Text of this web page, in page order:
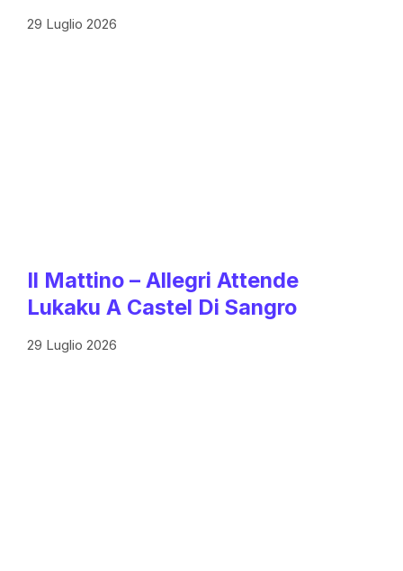
29 Luglio 2026
Il Mattino – Allegri Attende
Lukaku A Castel Di Sangro
29 Luglio 2026